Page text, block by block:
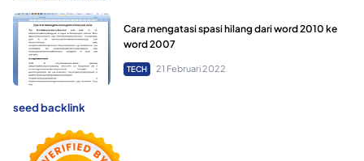
Cara mengatasi spasi hilang dari word 2010 ke
word 2007
TECH 21 Februari 2022
seed backlink